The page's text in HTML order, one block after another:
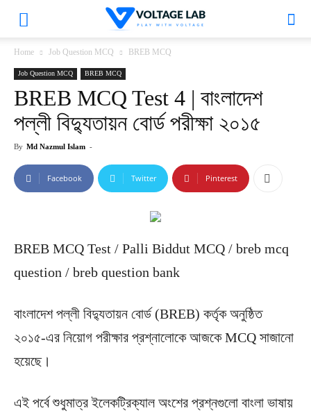
VoltageLab
Home Job Question MCQ BREB MCQ
Job Question MCQ BREB MCQ
BREB MCQ Test 4 | বাংলাদেশ
পল্লী বিদ্যুতায়ন বোর্ড পরীক্ষা ২০১৫
By Md Nazmul Islam -
Facebook Twitter Pinterest
BREB MCQ Test / Palli Biddut MCQ / breb mcq
question / breb question bank
বাংলাদেশ পল্লী বিদ্যুতায়ন বোর্ড (BREB) কর্তৃক অনুষ্ঠিত
২০১৫-এর নিয়োগ পরীক্ষার প্রশ্নালোকে আজকে MCQ সাজানো
হয়েছে।
এই পর্বে শুধুমাত্র ইলেকট্রিক্যাল অংশের প্রশ্নগুলো বাংলা ভাষায়